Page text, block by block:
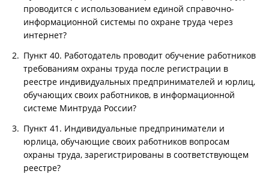
проводится с использованием единой справочно-
информационной системы по охране труда через
интернет?
Пункт 40. Работодатель проводит обучение работников
требованиям охраны труда после регистрации в
реестре индивидуальных предпринимателей и юрлиц,
обучающих своих работников, в информационной
системе Минтруда России?
Пункт 41. Индивидуальные предприниматели и
юрлица, обучающие своих работников вопросам
охраны труда, зарегистрированы в соответствующем
реестре?